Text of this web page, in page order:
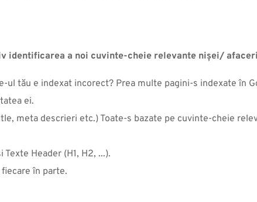
identificarea a noi cuvinte-cheie relevante nișei/
tău e indexat incorect? Prea multe pagini-s indexate în
ei.
meta descrieri etc.) Toate-s bazate pe cuvinte-cheie
Header (H1, H2, ...).
în parte.